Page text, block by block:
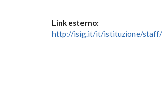
Link esterno:
http://isig.it/it/istituzione/staff/